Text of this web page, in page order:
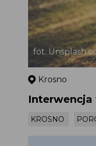
fot.
Krosno
KROSNO